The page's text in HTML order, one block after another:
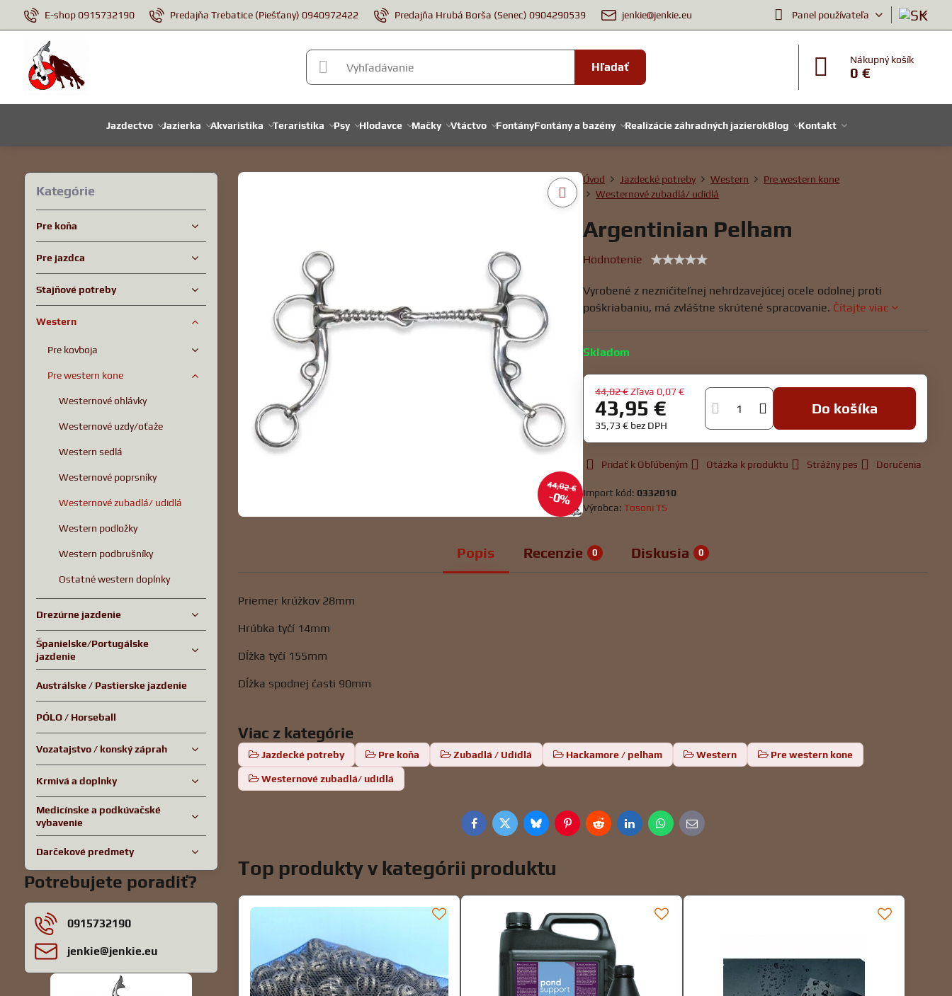
E-shop 0915732190 Predajňa Trebatice (Piešťany) 0940972422 Predajňa Hrubá Borša (Senec) 0904290539 jenkie@jenkie.eu Panel používateľa
Hľadať
Nákupný košík
0 €
Jazdectvo Jazierka Akvaristika Teraristika Psy Hlodavce Mačky Vtáctvo FontányFontány a bazény Realizácie záhradných jazierokBlog Kontakt
44,02 €
0%
Úvod Jazdecké potreby Western
Pre western kone
Westernové zubadlá/ udidlá
Argentinian Pelham
Hodnotenie
Vyrobené z nezničiteľnej nehrdzavejúcej ocele odolnej proti
poškriabaniu, má zvláštne skrútené spracovanie. Čítajte viac
Skladom
44,02 € Zľava 0,07 €
43,95 €
35,73 € bez DPH
Do košíka
Pridať k Obľúbeným Otázka k produktu Strážny pes Doručenia
Import kód:0332010
Výrobca:Tosoni TS
Popis Recenzie 0 Diskusia 0
Priemer krúžkov 28mm
Hrúbka tyčí 14mm
Dĺžka tyčí 155mm
Dĺžka spodnej časti 90mm
Viac z kategórie
Jazdecké potreby Pre koňa Zubadlá / Udidlá Hackamore / pelham Western Pre western kone
Westernové zubadlá/ udidlá
FacebookTwitterBlueskyPinterestRedditLinkedInWhatsApp
E-
mail
Top produkty v kategórii produktu
Kategórie
Pre koňa
Pre jazdca
Stajňové potreby
Western
Pre kovboja
Pre western kone
Westernové ohlávky
Westernové uzdy/oťaže
Western sedlá
Westernové poprsníky
Westernové zubadlá/ udidlá
Western podložky
Western podbrušníky
Ostatné western doplnky
Drezúrne jazdenie
Španielske/Portugálske
jazdenie
Austrálske / Pastierske jazdenie
PÓLO / Horseball
Vozatajstvo / konský záprah
Krmivá a doplnky
Medicínske a podkúvačské
vybavenie
Darčekové predmety
Potrebujete poradiť?
0915732190
jenkie​@jenkie​.eu